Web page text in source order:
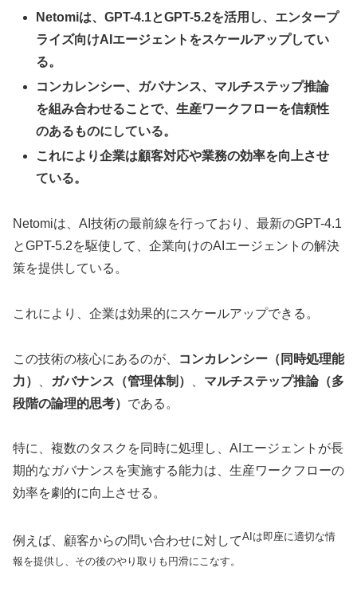
Netomiは、GPT-4.1とGPT-5.2を活用し、エンタープ
ライズ向けAIエージェントをスケールアップしてい
る。
コンカレンシー、ガバナンス、マルチステップ推論
を組み合わせることで、生産ワークフローを信頼性
のあるものにしている。
これにより企業は顧客対応や業務の効率を向上させ
ている。
Netomiは、AI技術の最前線を行っており、最新のGPT-4.1
とGPT-5.2を駆使して、企業向けのAIエージェントの解決
策を提供している。
これにより、企業は効果的にスケールアップできる。
この技術の核心にあるのが、
コンカレンシー（同時処理能
力）
ガバナンス（管理体制）
マルチステップ推論（多
段階の論理的思考） である。
特に、複数のタスクを同時に処理し、AIエージェントが長
期的なガバナンスを実施する能力は、生産ワークフローの
効率を劇的に向上させる。
例えば、顧客からの問い合わせに対してAIは即座に適切な情
報を提供し、その後のやり取りも円滑にこなす。